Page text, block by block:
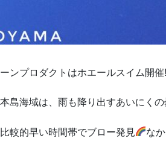
ンプロダクトはホエールスイム開催
島海域は、雨も降り出すあいにくの
較的早い時間帯でブロー発見 な